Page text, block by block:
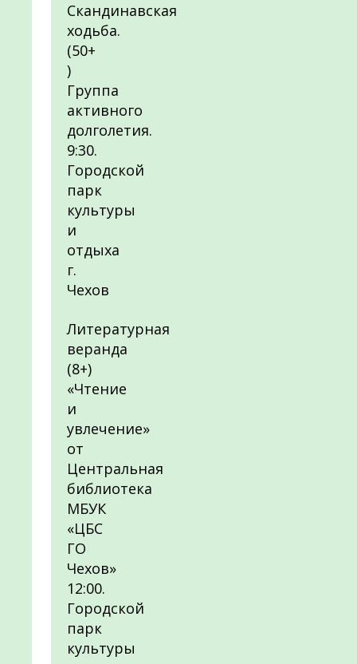
Скандинавская
ходьба.
(50+
)
Группа
активного
долголетия.
9:30.
Городской
парк
культуры
и
отдыха
г.
Чехов
Литературная
веранда
(8+)
«Чтение
и
увлечение»
от
Центральная
библиотека
МБУК
«ЦБС
ГО
Чехов»
12:00.
Городской
парк
культуры